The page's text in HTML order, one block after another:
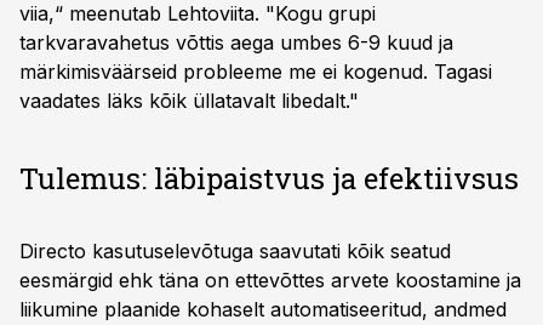
viia,“ meenutab Lehtoviita. "Kogu grupi
tarkvaravahetus võttis aega umbes 6-9 kuud ja
märkimisväärseid probleeme me ei kogenud. Tagasi
vaadates läks kõik üllatavalt libedalt."
Tulemus: läbipaistvus ja efektiivsus
Directo kasutuselevõtuga saavutati kõik seatud
eesmärgid ehk täna on ettevõttes arvete koostamine ja
liikumine plaanide kohaselt automatiseeritud, andmed